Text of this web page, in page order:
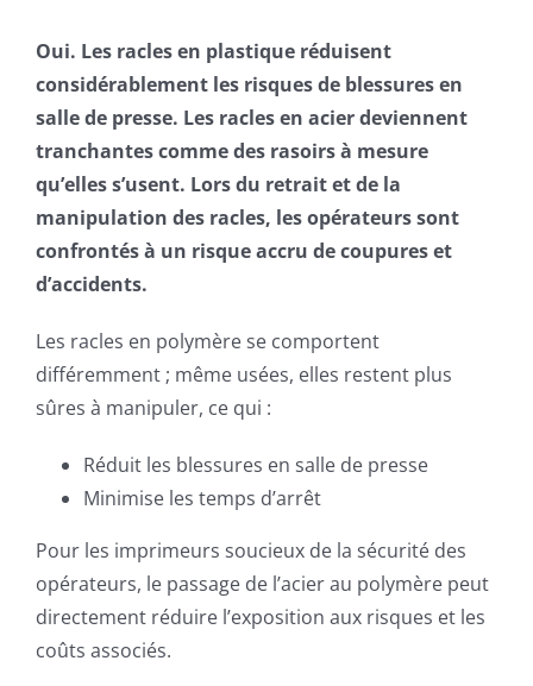
Oui. Les racles en plastique réduisent
considérablement les risques de blessures en
salle de presse. Les racles en acier deviennent
tranchantes comme des rasoirs à mesure
qu’elles s’usent. Lors du retrait et de la
manipulation des racles, les opérateurs sont
confrontés à un risque accru de coupures et
d’accidents.
Les racles en polymère se comportent
différemment ; même usées, elles restent plus
sûres à manipuler, ce qui :
Réduit les blessures en salle de presse
Minimise les temps d’arrêt
Pour les imprimeurs soucieux de la sécurité des
opérateurs, le passage de l’acier au polymère peut
directement réduire l’exposition aux risques et les
coûts associés.